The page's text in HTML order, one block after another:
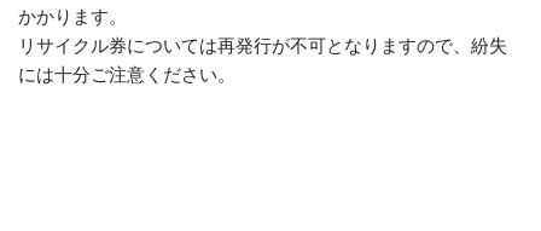
かかります。
リサイクル券については再発行が不可となりますので、紛失
には十分ご注意ください。